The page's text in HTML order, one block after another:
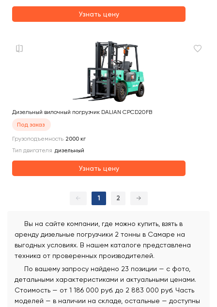
Узнать цену
Дизельный вилочный погрузчик DALIAN CPCD20FB
Под заказ
Грузоподъемность 2000 кг
Тип двигателя дизельный
Узнать цену
← 1 2 →
Вы на сайте компании, где можно купить, взять в
аренду дизельные погрузчики 2 тонны в Самаре на
выгодных условиях. В нашем каталоге представлена
техника от проверенных производителей.
По вашему запросу найдено 23 позиции — с фото,
детальными характеристиками и актуальными ценами.
Стоимость — от 1 186 000 руб. до 2 883 000 руб. Часть
моделей — в наличии на складе, остальные — доступны